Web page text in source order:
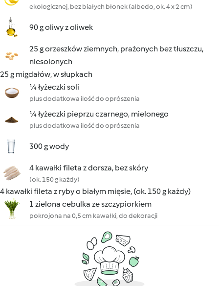
ekologicznej, bez białych błonek (albedo, ok. 4 x 2 cm)
90 g oliwy z oliwek
25 g orzeszków ziemnych, prażonych bez tłuszczu,
niesolonych
25 g migdałów, w słupkach
¼ łyżeczki soli
plus dodatkowa ilość do oprószenia
¼ łyżeczki pieprzu czarnego, mielonego
plus dodatkowa ilość do oprószenia
300 g wody
4 kawałki fileta z dorsza, bez skóry
(ok. 150 g każdy)
4 kawałki fileta z ryby o białym mięsie, (ok. 150 g każdy)
1 zielona cebulka ze szczypiorkiem
pokrojona na 0,5 cm kawałki, do dekoracji